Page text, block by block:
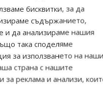
времена
23/06/2026 10:00
картичка от…”: Перник –
културата и
17/06/2026 09:01
бисквитки, за да
съдържанието,
и да анализираме нашия
така споделяме
за използването на
страна с нашите
за реклама и анализи,